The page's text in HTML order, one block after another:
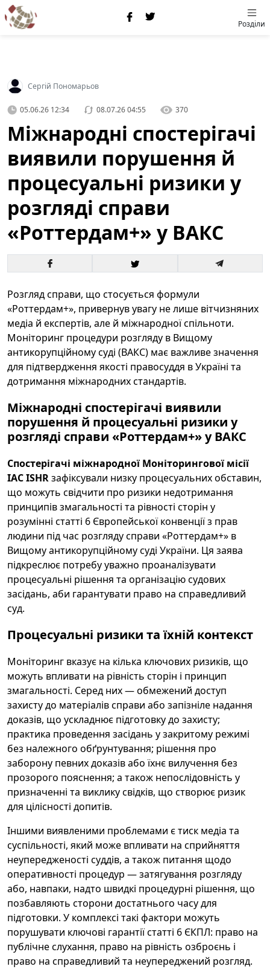
Розділи
Сергій Пономарьов
05.06.26 12:34 08.07.26 04:55 370
Міжнародні спостерігачі
виявили порушення й
процесуальні ризики у
розгляді справи
«Роттердам+» у ВАКС
Розгляд справи, що стосується формули
«Роттердам+», привернув увагу не лише вітчизняних
медіа й експертів, але й міжнародної спільноти.
Моніторинг процедури розгляду в Вищому
антикорупційному суді (ВАКС) має важливе значення
для підтвердження якості правосуддя в Україні та
дотримання міжнародних стандартів.
Міжнародні спостерігачі виявили
порушення й процесуальні ризики у
розгляді справи «Роттердам+» у ВАКС
Спостерігачі міжнародної Моніторингової місії
IAC ISHRзафіксували низку процесуальних обставин,
що можуть свідчити про ризики недотримання
принципів змагальності та рівності сторін у
розумінні статті 6 Європейської конвенції з прав
людини під час розгляду справи «Роттердам+» в
Вищому антикорупційному суді України. Ця заява
підкреслює потребу уважно проаналізувати
процесуальні рішення та організацію судових
засідань, аби гарантувати право на справедливий
суд.
Процесуальні ризики та їхній контекст
Моніторинг вказує на кілька ключових ризиків, що
можуть впливати на рівність сторін і принцип
змагальності. Серед них — обмежений доступ
захисту до матеріалів справи або запізніле надання
доказів, що ускладнює підготовку до захисту;
практика проведення засідань у закритому режимі
без належного обґрунтування; рішення про
заборону певних доказів або їхнє вилучення без
прозорого пояснення; а також непослідовність у
призначенні та виклику свідків, що створює ризик
для цілісності допитів.
Іншими виявленими проблемами є тиск медіа та
суспільності, який може впливати на сприйняття
неупередженості суддів, а також питання щодо
оперативності процедур — затягування розгляду
або, навпаки, надто швидкі процедурні рішення, що
позбавляють сторони достатнього часу для
підготовки. У комплексі такі фактори можуть
порушувати ключові гарантії статті 6 ЄКПЛ: право на
публічне слухання, право на рівність озброєнь і
право на справедливий та неупереджений розгляд.